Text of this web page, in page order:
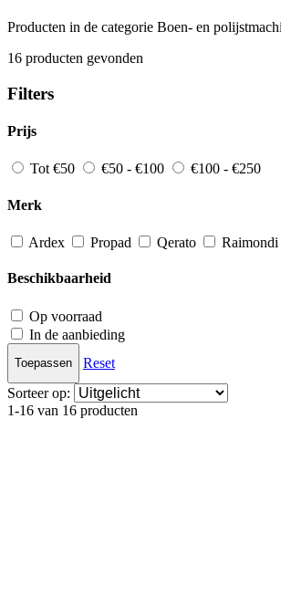
Producten in de categorie Boen- en
16 producten gevonden
Filters
Prijs
Tot €50 €50 - €100 €100 - €250
Merk
Ardex Propad Qerato Raimondi
Beschikbaarheid
Op voorraad
In de aanbieding
Toepassen
Reset
Sorteer op:
1-16 van 16 producten